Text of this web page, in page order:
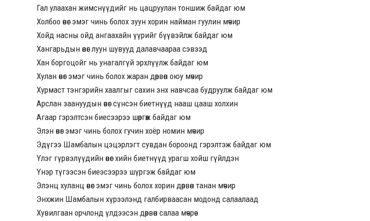
Гал улаахан жимснүүдийг нь цацруулан тоншиж байдаг юм
Холбоо өвөг эмэг чинь болох зуун хорин найман гуулин мөчир
Хойд насны ойд ангаахайн үүрийг бүүвэйлж байдаг юм
Хангарьдын өвөг луун шувууд далавчаараа сэвээд
Хан боргоцойг нь унагалгүй эрхлүүлж байдаг юм
Хулан өвөг эмэг чинь болох жаран дөрвөн оюу мөчир
Хурмаст тэнгэрийн хаалгыг сахин энх навчсаа будруулж байдаг юм
Арслан заануудын өвөг сүнсэн биетнүүд нааш цааш холхин
Агаар гэрэлтсэн биесээрээ шөргөөж байдаг юм
Элэн өвөг эмэг чинь болох гучин хоёр номин мөчир
Эдүгээ Шамбалын цэцэрлэгт сувдан бороонд гэрэлтэж байдаг юм
Үлэг гүрвэлүүдийн өвөг хийн биетнүүд урагш хойш гүйлдэн
Үнэр түгээсэн биеэсээрээ шүргэж байдаг юм
Элэнц хуланц өвөг эмэг чинь болох хорин дөрвөн танан мөчир
Энхжин Шамбалын хүрээлэнд галбирваасан модонд салаалаад
Хувилгаан орчлонд үлдээсэн дөрвөн салаа мөчрөө